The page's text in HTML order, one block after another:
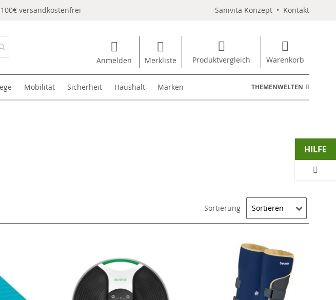
versandkostenfrei Sanivita Konzept • Kontakt
Anmelden Merkliste Produktvergleich Warenkorb
Mobilität Sicherheit Haushalt Marken THEMENWELTEN
Sortierung
HILFE